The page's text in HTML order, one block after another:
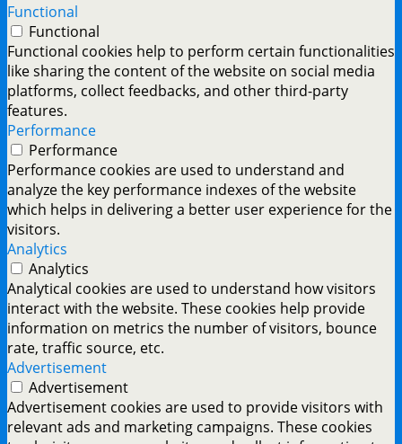
Functional
Functional
Functional cookies help to perform certain functionalities
like sharing the content of the website on social media
platforms, collect feedbacks, and other third-party
features.
Performance
Performance
Performance cookies are used to understand and
analyze the key performance indexes of the website
which helps in delivering a better user experience for the
visitors.
Analytics
Analytics
Analytical cookies are used to understand how visitors
interact with the website. These cookies help provide
information on metrics the number of visitors, bounce
rate, traffic source, etc.
Advertisement
Advertisement
Advertisement cookies are used to provide visitors with
relevant ads and marketing campaigns. These cookies